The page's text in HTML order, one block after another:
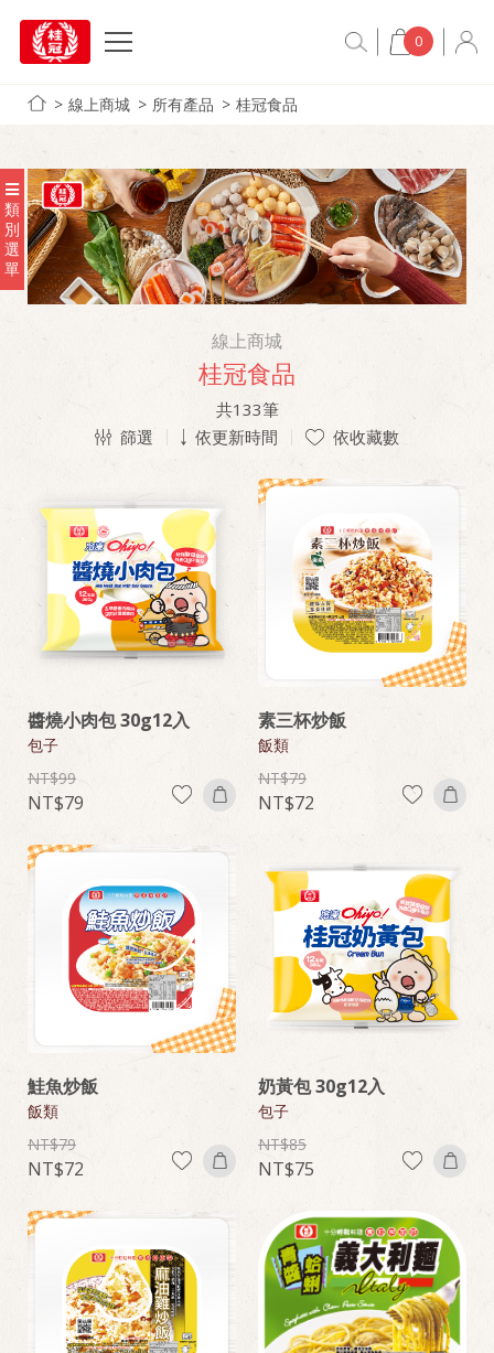
0
線上商城 所有產品 桂冠食品
類
別
選
單
線上商城
桂冠食品
共133筆
篩選
依更新時間 依收藏數
醬燒小肉包 30g12入
包子
99
79
素三杯炒飯
飯類
79
72
鮭魚炒飯
飯類
79
72
奶黃包 30g12入
包子
85
75